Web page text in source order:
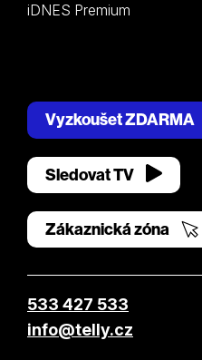
iDNES Premium
Vyzkoušet ZDARMA
Sledovat TV
Zákaznická zóna
533 427 533
info@telly.cz